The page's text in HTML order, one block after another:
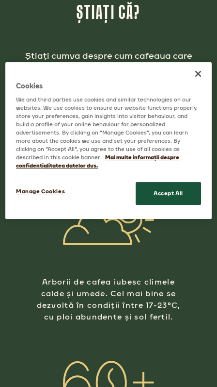
ȘTIAȚI CĂ?
Știați cumva despre cum cafeaua care
crește în copaci? Totul începe cu arborele de
cafea și cu prețioasele ciorchine roșii pe care
le conține. Este cultivată în aproximativ 70
de țări din întreaga lume, în regiunile
tropicale și subtropicale.
Știați că:
Arborii de cafea iubesc climele
calde și umede. Cel mai bine se
dezvoltă în condiții între 17-23°C,
cu ploi abundente și sol fertil.
Cookies
We and third parties use cookies and similar technologies on our
websites. We use cookies to ensure our website functions properly,
store your preferences, gain insights into visitor behaviour, and
build a profile of your online behaviour for personalized
advertisements. By clicking on “Manage Cookies”, you can learn
more about the cookies we use and set your preferences. By
clicking on “Accept All”, you agree to the use of all cookies as
described in this cookie banner. Mai multe informații despre
confidențialitatea datelor dvs.
Manage Cookies Accept All